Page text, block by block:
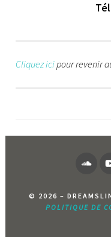
Cliquez icipour revenir
© 2026 –
POLITIQUE DE